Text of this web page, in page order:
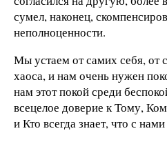
сумел, наконец,
неполноценности.
Мы устаем от самих себя, от
хаоса, и нам очень нужен
нам этот покой среди
всецелое доверие к Тому,
и Кто всегда знает, что с нами